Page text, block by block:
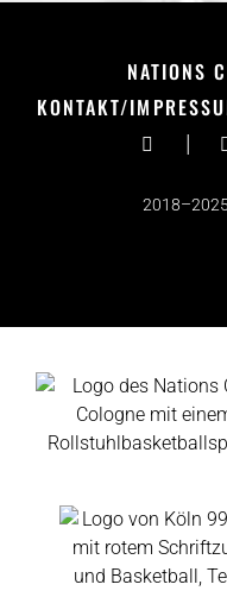
NATIONS
KONTAKT/
|